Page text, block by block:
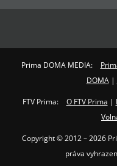
Prima DOMA MEDIA:
DOMA|
FTV Prima: O FTV Prima |
Copyright © 2012 – 2026
práva